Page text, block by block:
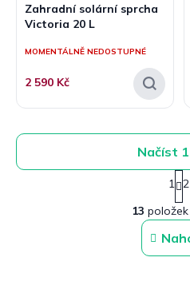
Zahradní solární sprcha
Victoria 20 L
MOMENTÁLNĚ NEDOSTUPNÉ
2 590 Kč
O
v
l
á
d
Načíst
S
t
r
á
k
o
1 2
13 položek